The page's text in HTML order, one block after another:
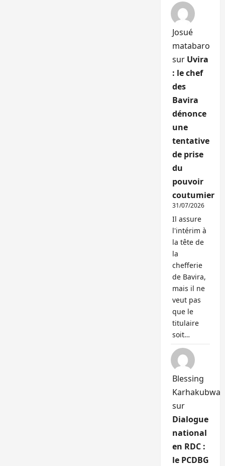
Josué
matabaro
sur Uvira
: le chef
des
Bavira
dénonce
une
tentative
de prise
du
pouvoir
coutumier
31/07/2026
Il assure
l'intérim à
la tête de
la
chefferie
de Bavira,
mais il ne
veut pas
que le
titulaire
soit…
Blessing
Karhakubwa
sur
Dialogue
national
en RDC :
le PCDBG